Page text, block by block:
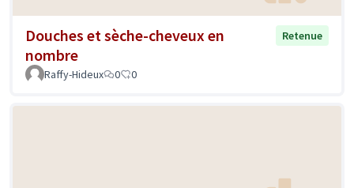
Douches et sèche-cheveux en
nombre
Retenue
Raffy-Hideux 0 0